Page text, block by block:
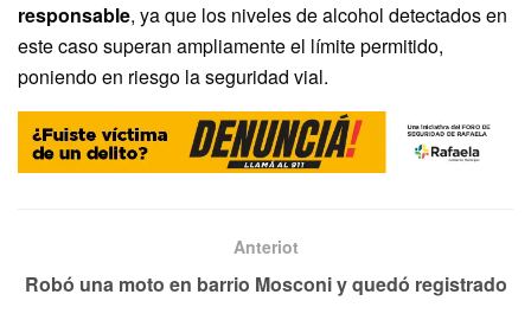
responsable, ya que los niveles de alcohol detectados en
este caso superan ampliamente el límite permitido,
poniendo en riesgo la seguridad vial.
Anteriot
Robó una moto en barrio Mosconi y quedó registrado